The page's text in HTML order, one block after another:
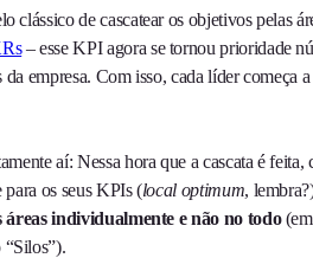
clássico de cascatear os objetivos pelas
– esse KPI agora se tornou prioridade
da empresa. Com isso, cada líder começa
aí: Nessa hora que a cascata é feita,
para os seus KPIs (local optimum,
áreas individualmente e não no todo(em